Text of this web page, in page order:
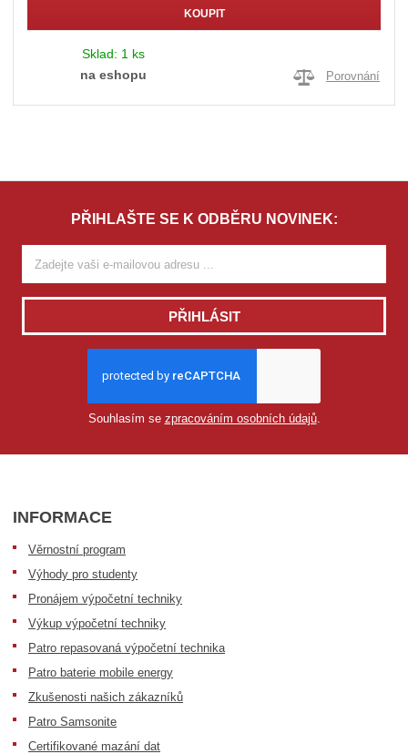
KOUPIT
Sklad: 1 ks
na eshopu
Porovnání
PŘIHLAŠTE SE K ODBĚRU NOVINEK:
PŘIHLÁSIT
Souhlasím se zpracováním osobních údajů.
INFORMACE
Věrnostní program
Výhody pro studenty
Pronájem výpočetní techniky
Výkup výpočetní techniky
Patro repasovaná výpočetní technika
Patro baterie mobile energy
Zkušenosti našich zákazníků
Patro Samsonite
Certifikované mazání dat